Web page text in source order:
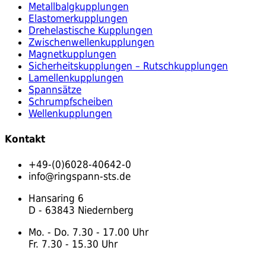
Metallbalgkupplungen
Elastomerkupplungen
Drehelastische Kupplungen
Zwischenwellenkupplungen
Magnetkupplungen
Sicherheitskupplungen – Rutschkupplungen
Lamellenkupplungen
Spannsätze
Schrumpfscheiben
Wellenkupplungen
Kontakt
+49-(0)6028-40642-0
info@ringspann-sts.de
Hansaring 6
D - 63843 Niedernberg
Mo. - Do. 7.30 - 17.00 Uhr
Fr. 7.30 - 15.30 Uhr